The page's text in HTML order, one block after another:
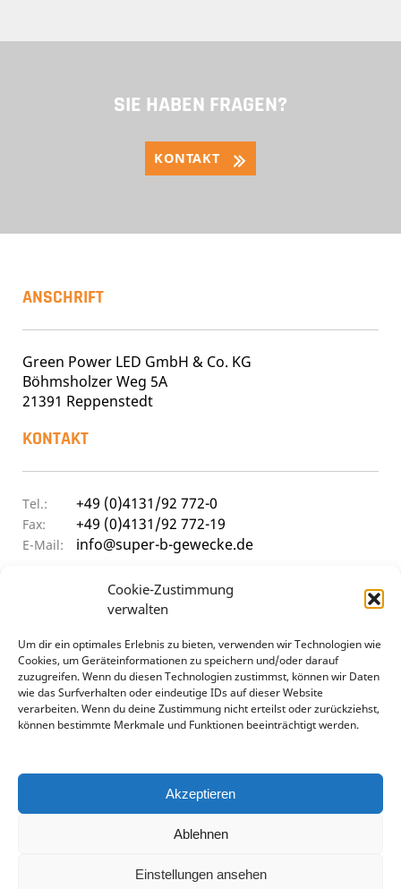
Cookie-Zustimmung
verwalten
Um dir ein optimales Erlebnis zu bieten, verwenden wir Technologien wie
Cookies, um Geräteinformationen zu speichern und/oder darauf
zuzugreifen. Wenn du diesen Technologien zustimmst, können wir Daten
wie das Surfverhalten oder eindeutige IDs auf dieser Website
verarbeiten. Wenn du deine Zustimmung nicht erteilst oder zurückziehst,
können bestimmte Merkmale und Funktionen beeinträchtigt werden.
Akzeptieren
Ablehnen
Einstellungen ansehen
SIE HABEN FRAGEN?
KONTAKT
ANSCHRIFT
Green Power LED GmbH & Co. KG
Böhmsholzer Weg 5A
21391 Reppenstedt
KONTAKT
Tel.: +49 (0)4131/92 772-0
Fax: +49 (0)4131/92 772-19
E-Mail: info@super-b-gewecke.de
ÖFFNUNGSZEITEN
Mo–Do 9:30 - 12:00 Uhr & 14:00 - 17:00 Uhr
Frei 9:30 - 12:00 Uhr & 14:00 - 15:30 Uhr
Sa geschlossen